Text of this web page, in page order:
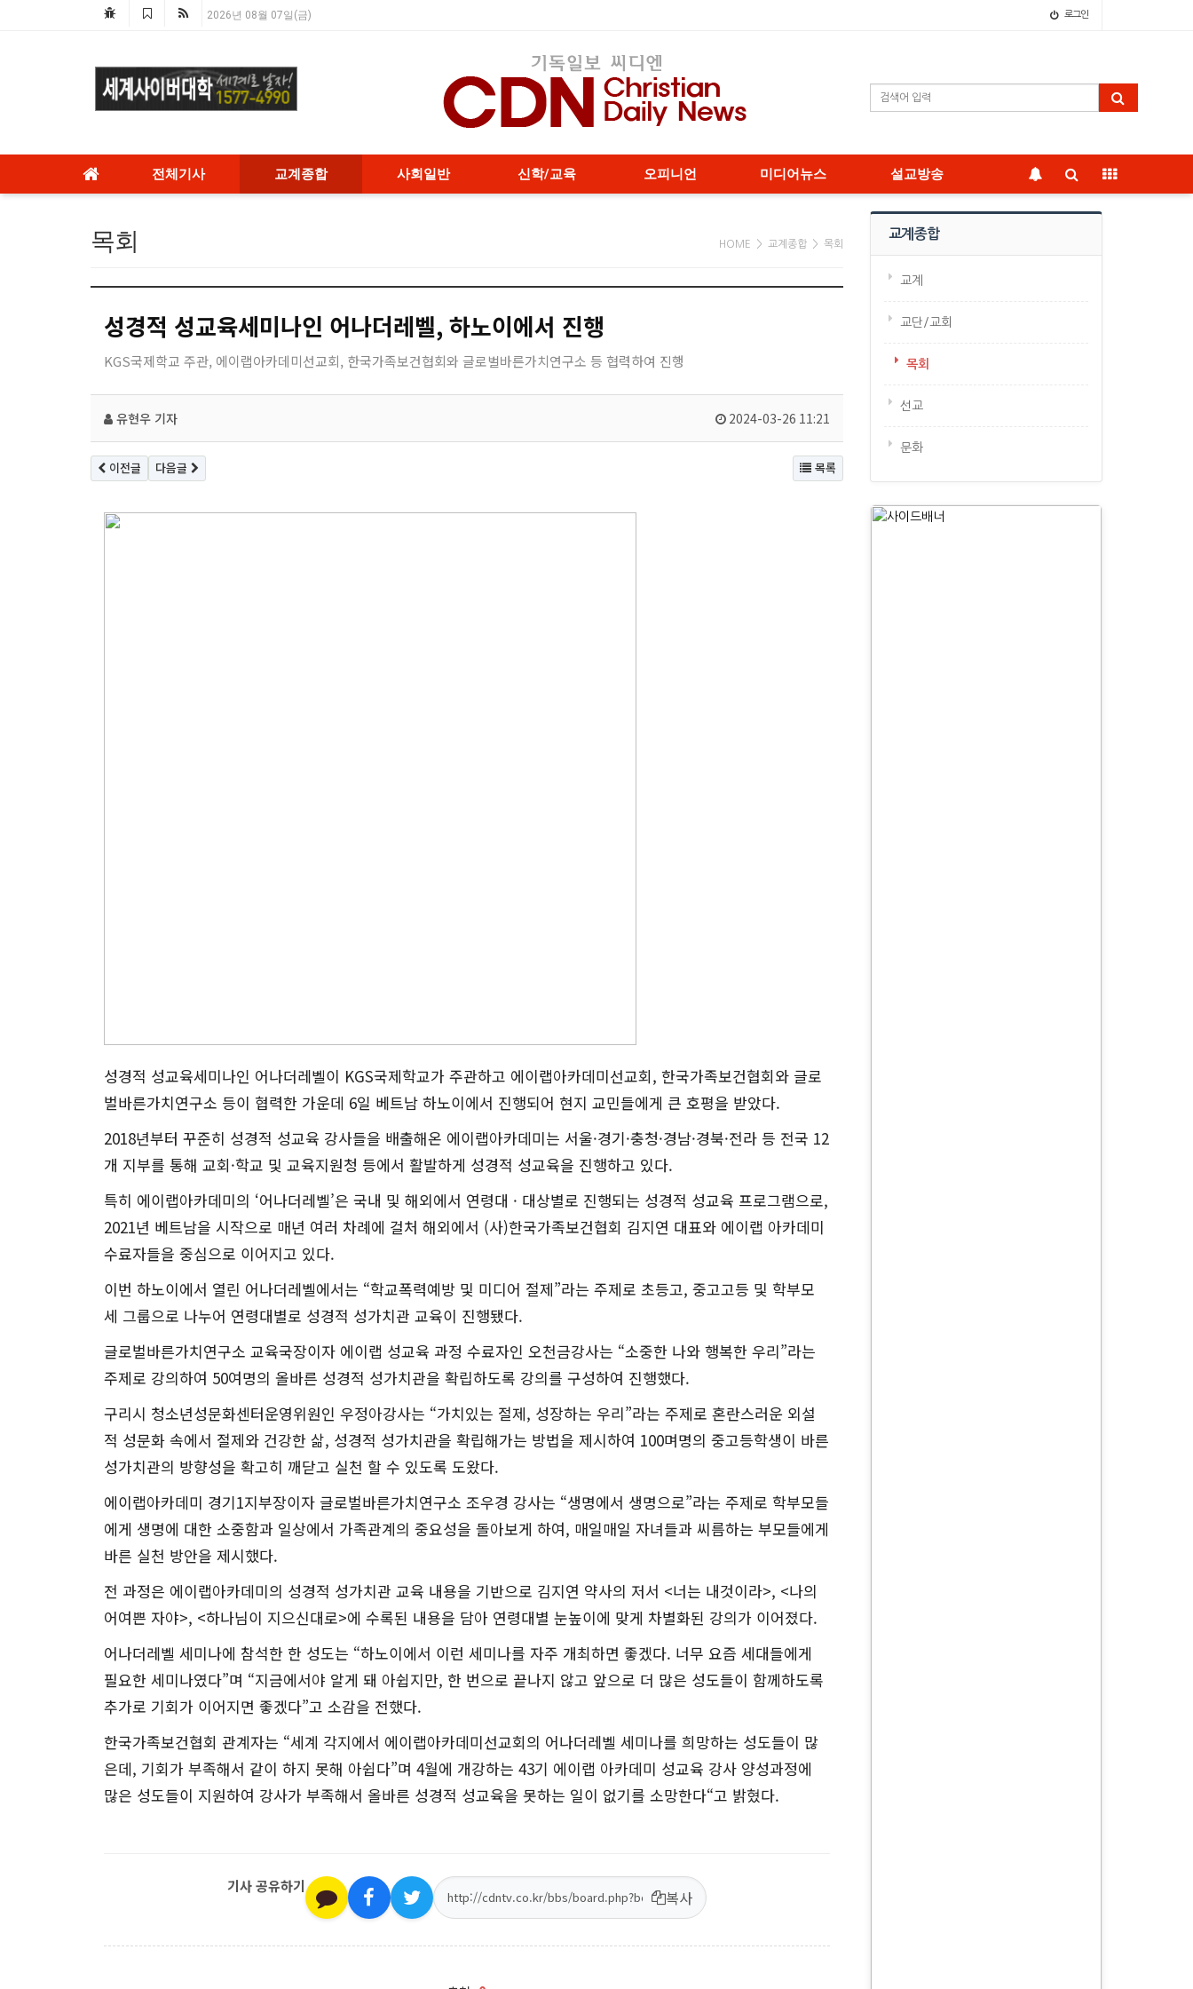
2026년 08월 07일(금) 로그인
전체기사 교계종합 사회일반 신학/교육 오피니언 미디어뉴스 설교방송
목회 HOME > 교계종합 > 목회
성경적 성교육세미나인 어나더레벨, 하노이에서 진행
KGS국제학교 주관, 에이랩아카데미선교회, 한국가족보건협회와 글로벌바른가치연구소 등 협력하여 진행
유현우 기자 2024-03-26 11:21
이전글 다음글 목록
성경적 성교육세미나인 어나더레벨이 KGS국제학교가 주관하고 에이랩아카데미선교회, 한국가족보건협회와 글로
벌바른가치연구소 등이 협력한 가운데 6일 베트남 하노이에서 진행되어 현지 교민들에게 큰 호평을 받았다.
2018년부터 꾸준히 성경적 성교육 강사들을 배출해온 에이랩아카데미는 서울·경기·충청·경남·경북·전라 등 전국 12
개 지부를 통해 교회·학교 및 교육지원청 등에서 활발하게 성경적 성교육을 진행하고 있다.
특히 에이랩아카데미의 ‘어나더레벨’은 국내 및 해외에서 연령대 · 대상별로 진행되는 성경적 성교육 프로그램으로,
2021년 베트남을 시작으로 매년 여러 차례에 걸처 해외에서 (사)한국가족보건협회 김지연 대표와 에이랩 아카데미
수료자들을 중심으로 이어지고 있다.
이번 하노이에서 열린 어나더레벨에서는 “학교폭력예방 및 미디어 절제”라는 주제로 초등고, 중고고등 및 학부모
세 그룹으로 나누어 연령대별로 성경적 성가치관 교육이 진행됐다.
글로벌바른가치연구소 교육국장이자 에이랩 성교육 과정 수료자인 오천금강사는 “소중한 나와 행복한 우리”라는
주제로 강의하여 50여명의 올바른 성경적 성가치관을 확립하도록 강의를 구성하여 진행했다.
구리시 청소년성문화센터운영위원인 우정아강사는 “가치있는 절제, 성장하는 우리”라는 주제로 혼란스러운 외설
적 성문화 속에서 절제와 건강한 삶, 성경적 성가치관을 확립해가는 방법을 제시하여 100며명의 중고등학생이 바른
성가치관의 방향성을 확고히 깨닫고 실천 할 수 있도록 도왔다.
에이랩아카데미 경기1지부장이자 글로벌바른가치연구소 조우경 강사는 “생명에서 생명으로”라는 주제로 학부모들
에게 생명에 대한 소중함과 일상에서 가족관계의 중요성을 돌아보게 하여, 매일매일 자녀들과 씨름하는 부모들에게
바른 실천 방안을 제시했다.
전 과정은 에이랩아카데미의 성경적 성가치관 교육 내용을 기반으로 김지연 약사의 저서 <너는 내것이라>, <나의
어여쁜 자야>, <하나님이 지으신대로>에 수록된 내용을 담아 연령대별 눈높이에 맞게 차별화된 강의가 이어졌다.
어나더레벨 세미나에 참석한 한 성도는 “하노이에서 이런 세미나를 자주 개최하면 좋겠다. 너무 요즘 세대들에게
필요한 세미나였다”며 “지금에서야 알게 돼 아쉽지만, 한 번으로 끝나지 않고 앞으로 더 많은 성도들이 함께하도록
추가로 기회가 이어지면 좋겠다”고 소감을 전했다.
한국가족보건협회 관계자는 “세계 각지에서 에이랩아카데미선교회의 어나더레벨 세미나를 희망하는 성도들이 많
은데, 기회가 부족해서 같이 하지 못해 아쉽다”며 4월에 개강하는 43기 에이랩 아카데미 성교육 강사 양성과정에
많은 성도들이 지원하여 강사가 부족해서 올바른 성경적 성교육을 못하는 일이 없기를 소망한다“고 밝혔다.
기사 공유하기
복사
교계종합
교계
교단/교회
목회
선교
문화